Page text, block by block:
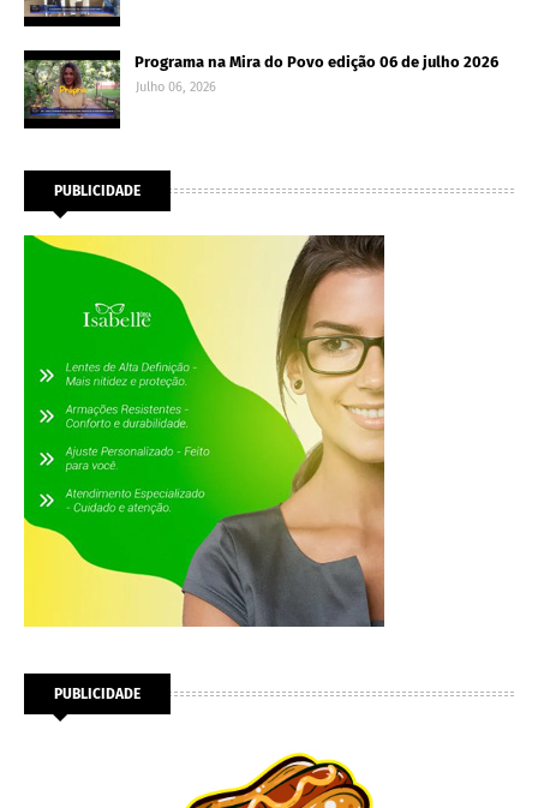
Programa na Mira do Povo edição 06 de julho 2026
Julho 06, 2026
PUBLICIDADE
PUBLICIDADE